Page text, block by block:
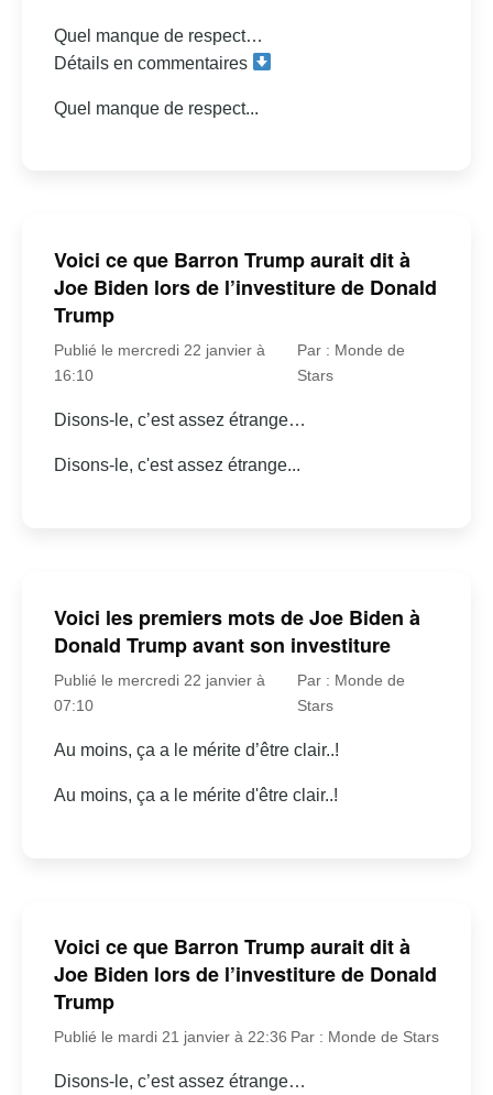
Quel manque de respect…
Détails en commentaires
Quel manque de respect...
Voici ce que Barron Trump aurait dit à
Joe Biden lors de l’investiture de Donald
Trump
Publié le mercredi 22 janvier à
16:10
Par : Monde de
Stars
Disons-le, c’est assez étrange…
Disons-le, c'est assez étrange...
Voici les premiers mots de Joe Biden à
Donald Trump avant son investiture
Publié le mercredi 22 janvier à
07:10
Par : Monde de
Stars
Au moins, ça a le mérite d’être clair..!
Au moins, ça a le mérite d'être clair..!
Voici ce que Barron Trump aurait dit à
Joe Biden lors de l’investiture de Donald
Trump
Publié le mardi 21 janvier à 22:36 Par : Monde de Stars
Disons-le, c’est assez étrange…